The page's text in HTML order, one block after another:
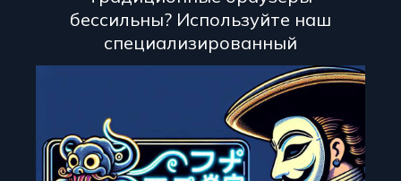
бессильны? Используйте наш
специализированный